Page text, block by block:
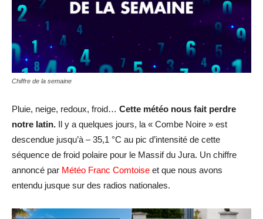
Chiffre de la semaine
Pluie, neige, redoux, froid… Cette météo nous fait perdre
notre latin. Il y a quelques jours, la « Combe Noire » est
descendue jusqu’à – 35,1 °C au pic d’intensité de cette
séquence de froid polaire pour le Massif du Jura. Un chiffre
annoncé par Météo Franc Comtoise et que nous avons
entendu jusque sur des radios nationales.